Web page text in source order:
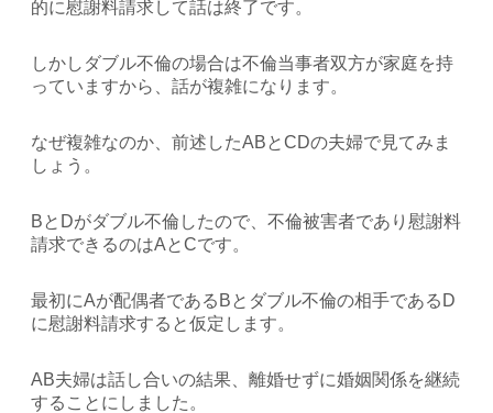
的に慰謝料請求して話は終了です。
しかしダブル不倫の場合は不倫当事者双方が家庭を持
っていますから、話が複雑になります。
なぜ複雑なのか、前述したABとCDの夫婦で見てみま
しょう。
BとDがダブル不倫したので、不倫被害者であり慰謝料
請求できるのはAとCです。
最初にAが配偶者であるBとダブル不倫の相手であるD
に慰謝料請求すると仮定します。
AB夫婦は話し合いの結果、離婚せずに婚姻関係を継続
することにしました。